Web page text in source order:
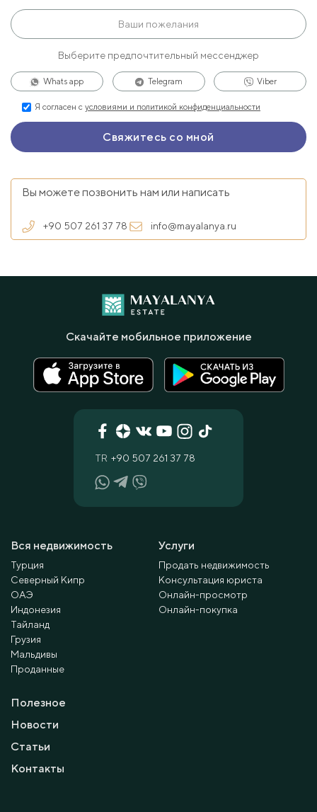
Выберите предпочтительный мессенджер
Whats app Telegram Viber
Я согласен с условиями и политикой конфиденциальности
Вы можете позвонить нам или написать
+90 507 261 37 78 info@mayalanya.ru
Вся недвижимость
Турция
Северный Кипр
ОАЭ
Индонезия
Тайланд
Грузия
Мальдивы
Проданные
Услуги
Продать недвижимость
Консультация юриста
Онлайн-просмотр
Онлайн-покупка
Полезное
Новости
Статьи
Контакты
TR +90 507 261 37 78
Скачайте мобильное приложение